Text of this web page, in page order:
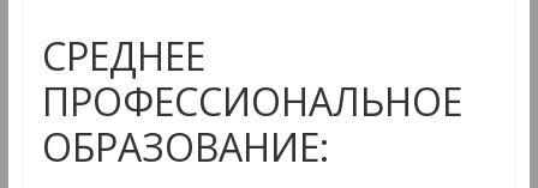
СРЕДНЕЕ
ПРОФЕССИОНАЛЬНОЕ
ОБРАЗОВАНИЕ: